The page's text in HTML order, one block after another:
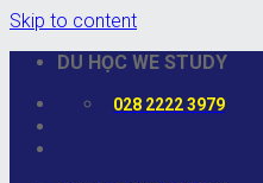
Skip to content
DU HỌC WE STUDY
028 2222 3979